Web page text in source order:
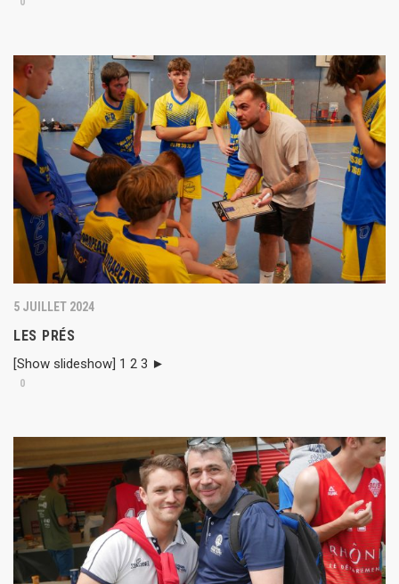
5 JUILLET 2024
LES PRÉS
[Show slideshow] 1 2 3 ►
0